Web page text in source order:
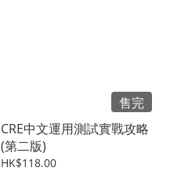
售完
CRE中文運用測試實戰攻略
(第二版)
HK$118.00